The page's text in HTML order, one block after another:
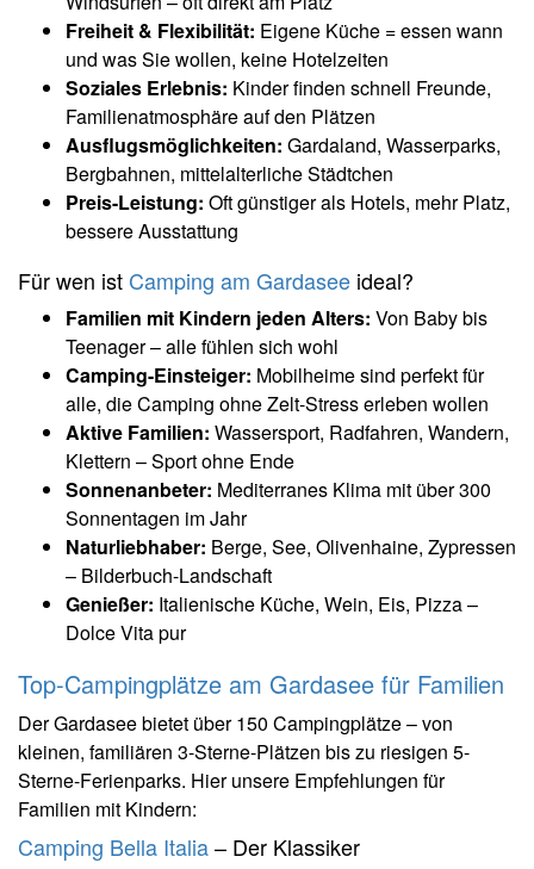
Freiheit & Flexibilität: Eigene Küche = essen wann
und was Sie wollen, keine Hotelzeiten
Soziales Erlebnis: Kinder finden schnell Freunde,
Familienatmosphäre auf den Plätzen
Ausflugsmöglichkeiten: Gardaland, Wasserparks,
Bergbahnen, mittelalterliche Städtchen
Preis-Leistung: Oft günstiger als Hotels, mehr Platz,
bessere Ausstattung
Für wen ist Camping am Gardasee ideal?
Familien mit Kindern jeden Alters: Von Baby bis
Teenager – alle fühlen sich wohl
Camping-Einsteiger: Mobilheime sind perfekt für
alle, die Camping ohne Zelt-Stress erleben wollen
Aktive Familien: Wassersport, Radfahren, Wandern,
Klettern – Sport ohne Ende
Sonnenanbeter: Mediterranes Klima mit über 300
Sonnentagen im Jahr
Naturliebhaber: Berge, See, Olivenhaine, Zypressen
– Bilderbuch-Landschaft
Genießer: Italienische Küche, Wein, Eis, Pizza –
Dolce Vita pur
Top-Campingplätze am Gardasee für Familien
Der Gardasee bietet über 150 Campingplätze – von
kleinen, familiären 3-Sterne-Plätzen bis zu riesigen 5-
Sterne-Ferienparks. Hier unsere Empfehlungen für
Familien mit Kindern:
Camping Bella Italia– Der Klassiker